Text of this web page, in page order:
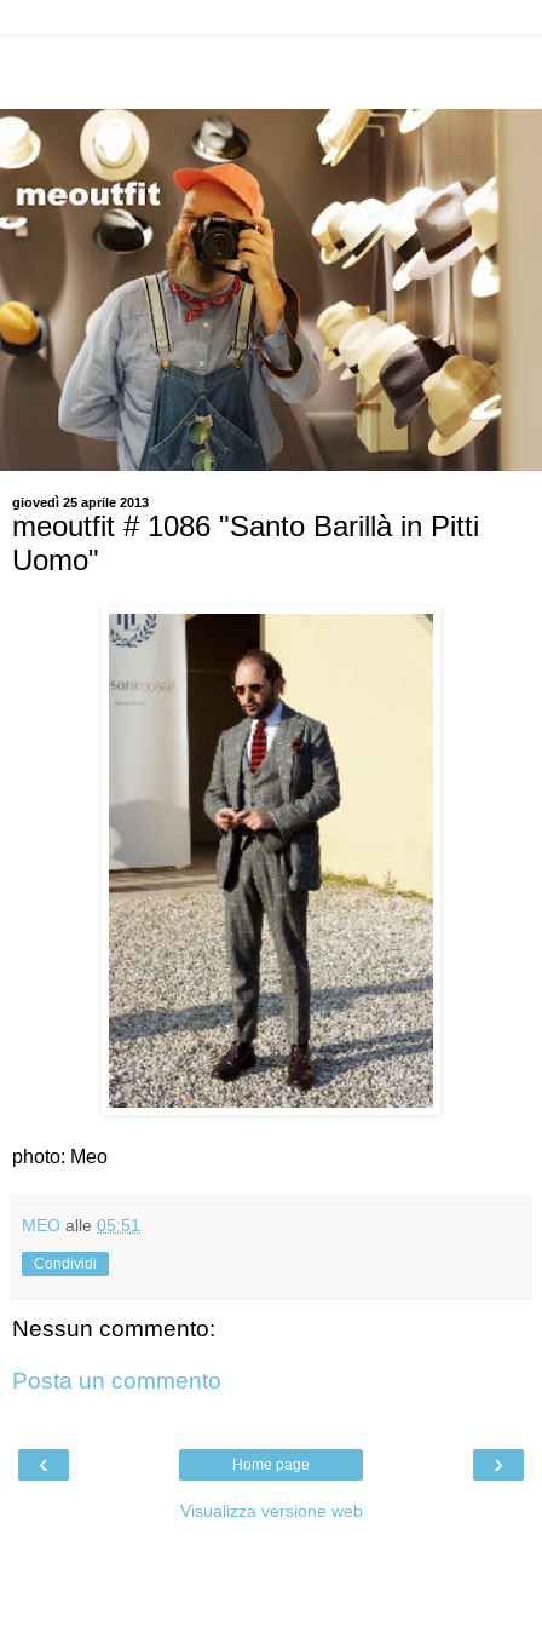
giovedì 25 aprile 2013
meoutfit # 1086 "Santo Barillà in Pitti
Uomo"
photo: Meo
MEO alle 05:51
Condividi
Nessun commento:
Posta un commento
‹ ›
Home page
Visualizza versione web